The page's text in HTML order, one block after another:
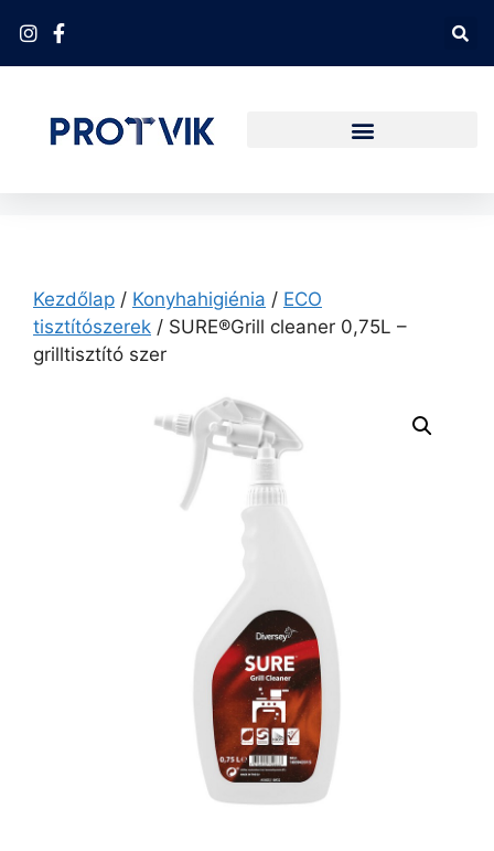
Kezdőlap / Konyhahigiénia / ECO
tisztítószerek / SURE®Grill cleaner 0,75L –
grilltisztító szer